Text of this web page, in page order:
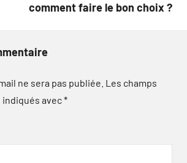
comment faire le bon choix ?
ne sera pas publiée. Les champs
avec*